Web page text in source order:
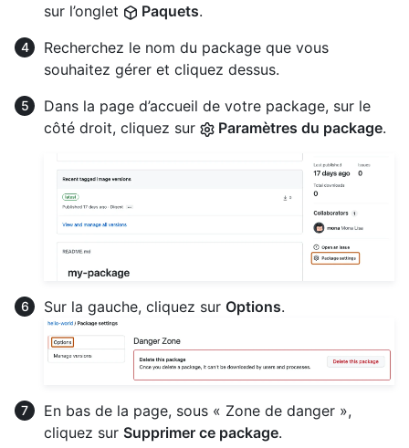
sur l’onglet
Paquets.
Recherchez le nom du package que vous
souhaitez gérer et cliquez dessus.
Dans la page d’accueil de votre package, sur le
côté droit, cliquez sur
Paramètres du package.
Sur la gauche, cliquez sur Options.
En bas de la page, sous « Zone de danger »,
cliquez sur Supprimer ce package.